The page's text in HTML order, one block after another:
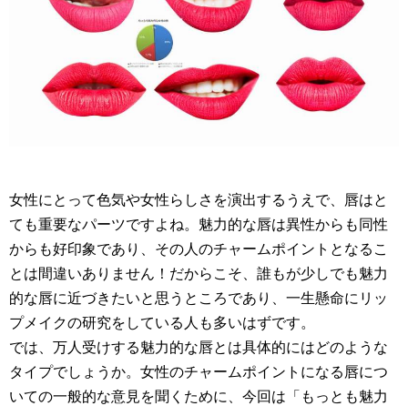
女性にとって色気や女性らしさを演出するうえで、唇はと
ても重要なパーツですよね。魅力的な唇は異性からも同性
からも好印象であり、その人のチャームポイントとなるこ
とは間違いありません！だからこそ、誰もが少しでも魅力
的な唇に近づきたいと思うところであり、一生懸命にリッ
プメイクの研究をしている人も多いはずです。
では、万人受けする魅力的な唇とは具体的にはどのような
タイプでしょうか。女性のチャームポイントになる唇につ
いての一般的な意見を聞くために、今回は「もっとも魅力